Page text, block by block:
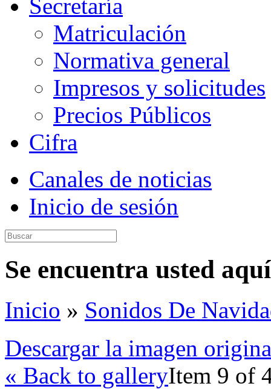
Secretaría
Matriculación
Normativa general
Impresos y solicitudes
Precios Públicos
Cifra
Canales de noticias
Inicio de sesión
Se encuentra usted aquí
Inicio » Sonidos De
Descargar la imagen
« Back to galleryItem 9 of